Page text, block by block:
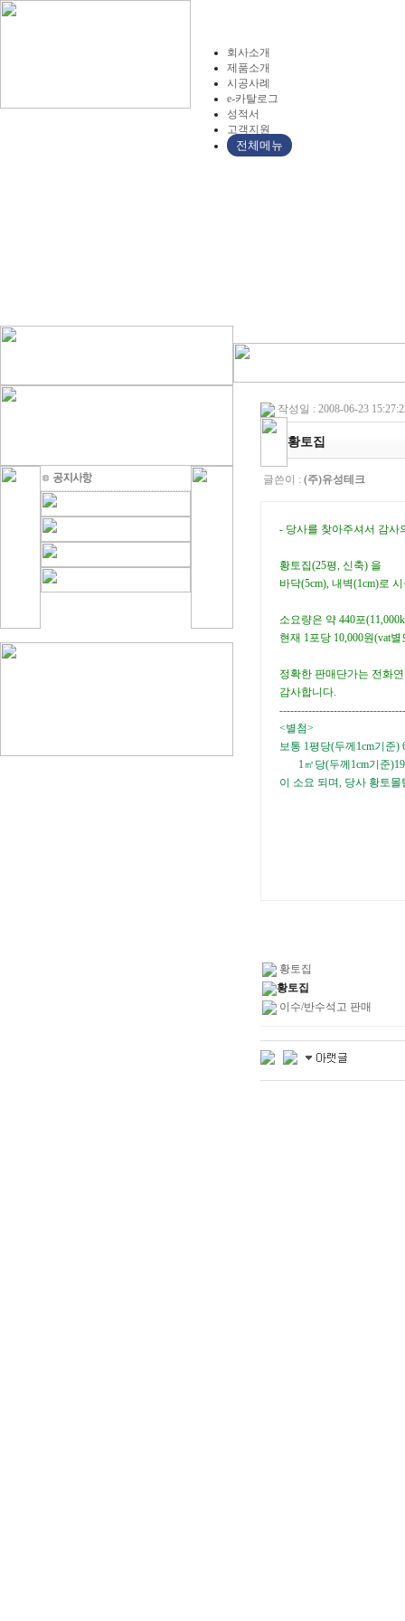
회사소개
제품소개
시공사례
e-카탈로그
성적서
고객지원
전체메뉴
작성일 : 2008-06-23
황토집
글쓴이 : (주)유성테크
- 당사를 찾아주셔서 감사
황토집(25평, 신축) 을
바닥(5cm), 내벽(1cm)로
소요량은 약 440포
현재 1포당 10,000원(vat
정확한 판매단가는 전화
감사합니다.
<별첨>
보통 1평당(두께1cm기준)
1㎡당(두께1cm기준
이 소요 되며, 당사 황토
황토집
황토집
이수/반수석고 판매